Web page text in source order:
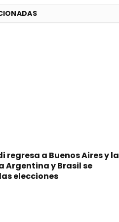
regresa a Buenos Aires y la
Argentina y Brasil se
elecciones